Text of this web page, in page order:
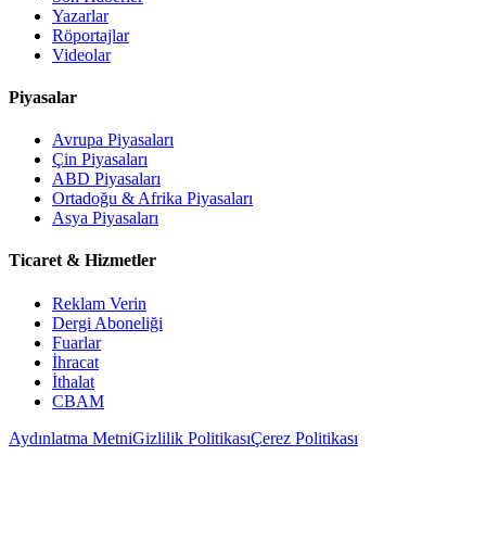
Yazarlar
Röportajlar
Videolar
Piyasalar
Avrupa Piyasaları
Çin Piyasaları
ABD Piyasaları
Ortadoğu & Afrika Piyasaları
Asya Piyasaları
Ticaret & Hizmetler
Reklam Verin
Dergi Aboneliği
Fuarlar
İhracat
İthalat
CBAM
Aydınlatma MetniGizlilik PolitikasıÇerez Politikası